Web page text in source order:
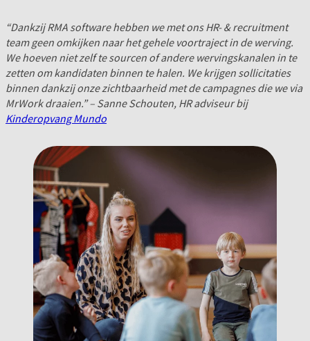
“Dankzij RMA software hebben we met ons HR- & recruitment
team geen omkijken naar het gehele voortraject in de werving.
We hoeven niet zelf te sourcen of andere wervingskanalen in te
zetten om kandidaten binnen te halen. We krijgen sollicitaties
binnen dankzij onze zichtbaarheid met de campagnes die we via
MrWork draaien.” – Sanne Schouten, HR adviseur bij
Kinderopvang Mundo